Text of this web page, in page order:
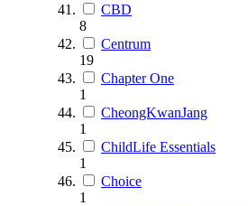
CBD
8
Centrum
19
Chapter One
1
CheongKwanJang
1
ChildLife Essentials
1
Choice
1